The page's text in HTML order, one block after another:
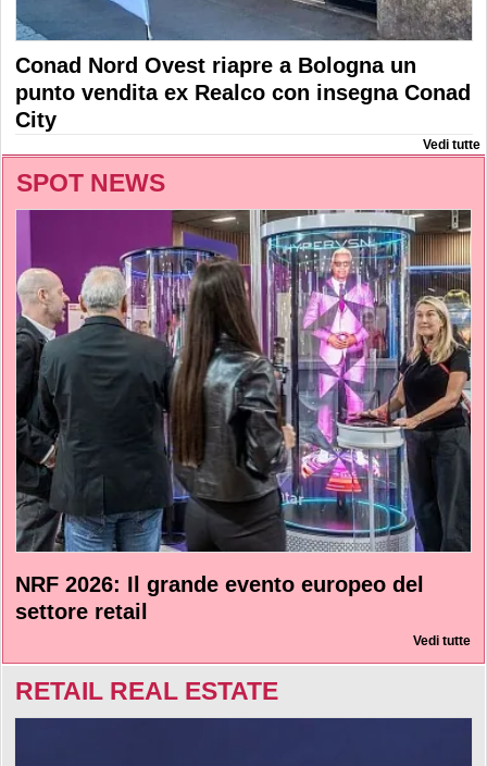
Conad Nord Ovest riapre a Bologna un
punto vendita ex Realco con insegna Conad
City
Vedi tutte
SPOT NEWS
NRF 2026: Il grande evento europeo del
settore retail
Vedi tutte
RETAIL REAL ESTATE